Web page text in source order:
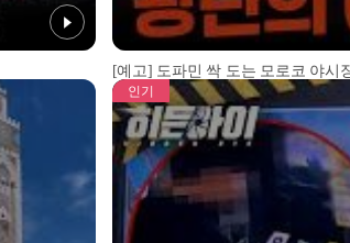
[예고] 도파민 싹 도는 모로코 야시
인기